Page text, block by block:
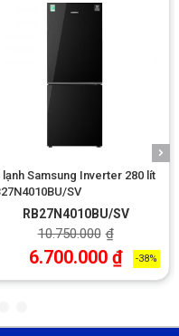
mọi không gian bếp
344 lít MR-FX43EN-
trọng, nhỏ gọn, dễ dàng
gian bếp của bạn.
quá trình vệ sinh, bảo
thọ sử dụng.
lạnh Samsung Inverter 280 lít
SV
RB27N4010BU/SV
10.750.000 ₫
6.700.000 ₫ -38%